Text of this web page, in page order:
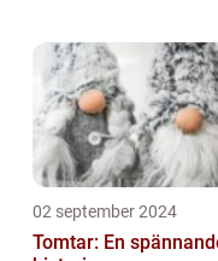
02 september 2024
Tomtar: En